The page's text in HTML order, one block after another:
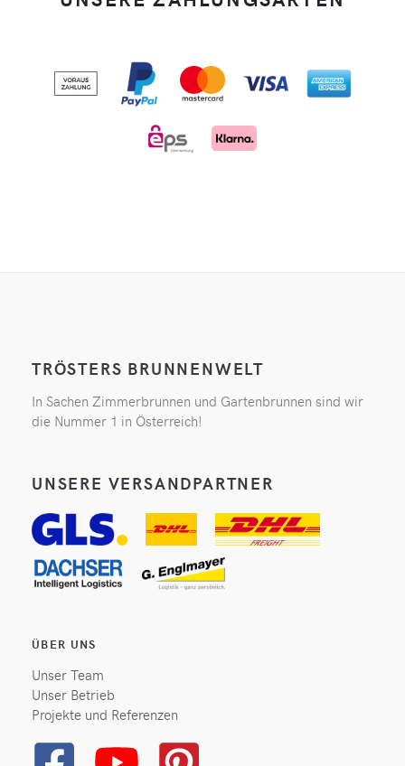
TRÖSTERS BRUNNENWELT
In Sachen Zimmerbrunnen und Gartenbrunnen sind wir
die Nummer 1 in Österreich!
UNSERE VERSANDPARTNER
ÜBER UNS
Unser Team
Unser Betrieb
Projekte und Referenzen